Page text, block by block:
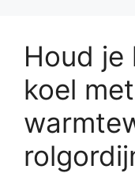
Houd je
koel met